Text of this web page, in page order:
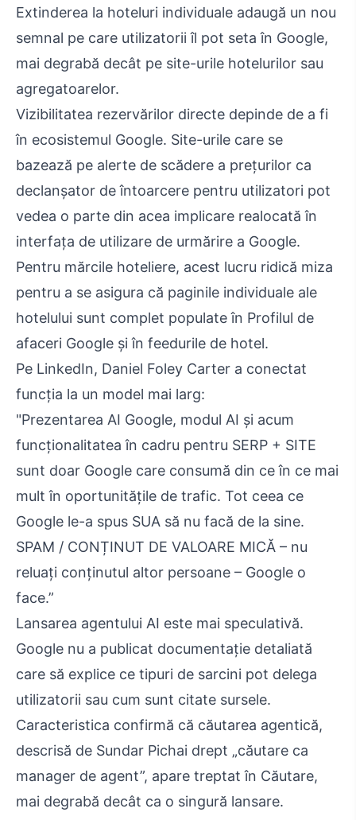
Extinderea la hoteluri individuale adaugă un nou
semnal pe care utilizatorii îl pot seta în Google,
mai degrabă decât pe site-urile hotelurilor sau
agregatoarelor.
Vizibilitatea rezervărilor directe depinde de a fi
în ecosistemul Google. Site-urile care se
bazează pe alerte de scădere a prețurilor ca
declanșator de întoarcere pentru utilizatori pot
vedea o parte din acea implicare realocată în
interfața de utilizare de urmărire a Google.
Pentru mărcile hoteliere, acest lucru ridică miza
pentru a se asigura că paginile individuale ale
hotelului sunt complet populate în Profilul de
afaceri Google și în feedurile de hotel.
Pe LinkedIn, Daniel Foley Carter a conectat
funcția la un model mai larg:
"Prezentarea AI Google, modul AI și acum
funcționalitatea în cadru pentru SERP + SITE
sunt doar Google care consumă din ce în ce mai
mult în oportunitățile de trafic. Tot ceea ce
Google le-a spus SUA să nu facă de la sine.
SPAM / CONȚINUT DE VALOARE MICĂ – nu
reluați conținutul altor persoane – Google o
face.”
Lansarea agentului AI este mai speculativă.
Google nu a publicat documentație detaliată
care să explice ce tipuri de sarcini pot delega
utilizatorii sau cum sunt citate sursele.
Caracteristica confirmă că căutarea agentică,
descrisă de Sundar Pichai drept „căutare ca
manager de agent”, apare treptat în Căutare,
mai degrabă decât ca o singură lansare.